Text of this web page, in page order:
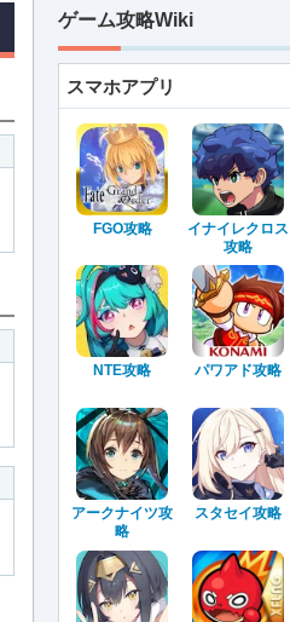
ゲーム攻略Wiki
スマホアプリ
FGO攻略
イナイレクロス
攻略
NTE攻略 パワアド攻略
アークナイツ攻
略
スタセイ攻略